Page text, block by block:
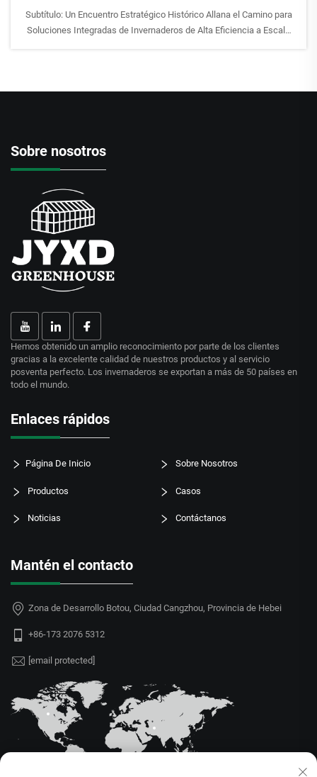
Subtítulo: Un Encuentro Estratégico Histórico Allana el Camino para
Soluciones Integradas de Invernaderos de Alta Eficiencia a Escala
Sobre nosotros
Hemos obtenido un amplio reconocimiento por parte de los clientes
gracias a la excelente calidad de nuestros productos y al servicio
posventa perfecto. Los invernaderos se exportan a más de 50 países en
todo el mundo.
Enlaces rápidos
Página De Inicio Sobre Nosotros
Productos Casos
Noticias Contáctanos
Mantén el contacto
Zona de Desarrollo Botou, Ciudad Cangzhou, Provincia de Hebei
+86-173 2076 5312
[email protected]